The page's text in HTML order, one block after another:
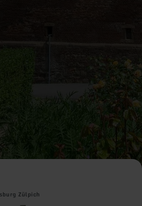
Zülpich